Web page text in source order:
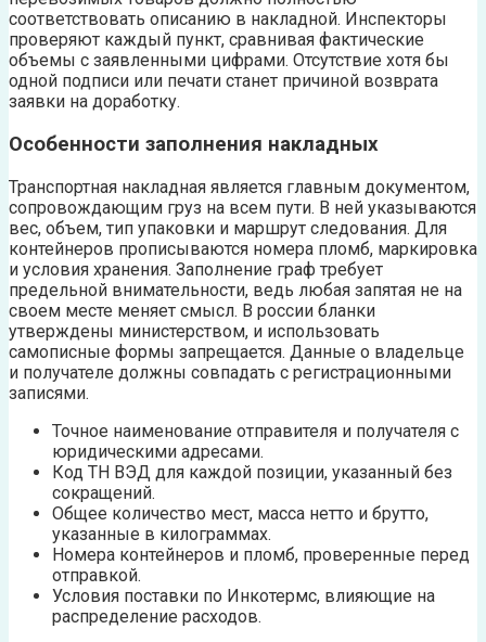
соответствовать описанию в накладной. Инспекторы
проверяют каждый пункт, сравнивая фактические
объемы с заявленными цифрами. Отсутствие хотя бы
одной подписи или печати станет причиной возврата
заявки на доработку.
Особенности заполнения накладных
Транспортная накладная является главным документом,
сопровождающим груз на всем пути. В ней указываются
вес, объем, тип упаковки и маршрут следования. Для
контейнеров прописываются номера пломб, маркировка
и условия хранения. Заполнение граф требует
предельной внимательности, ведь любая запятая не на
своем месте меняет смысл. В россии бланки
утверждены министерством, и использовать
самописные формы запрещается. Данные о владельце
и получателе должны совпадать с регистрационными
записями.
Точное наименование отправителя и получателя с
юридическими адресами.
Код ТН ВЭД для каждой позиции, указанный без
сокращений.
Общее количество мест, масса нетто и брутто,
указанные в килограммах.
Номера контейнеров и пломб, проверенные перед
отправкой.
Условия поставки по Инкотермс, влияющие на
распределение расходов.